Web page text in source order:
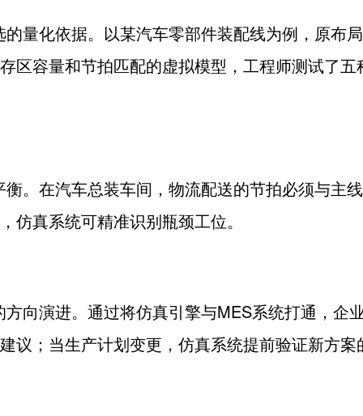
量化依据。以某汽车零部件装配线为例，原布
区容量和节拍匹配的虚拟模型，工程师测试了
。在汽车总装车间，物流配送的节拍必须与主
真系统可精准识别瓶颈工位。
向演进。通过将仿真引擎与MES系统打通，企
议；当生产计划变更，仿真系统提前验证新方案